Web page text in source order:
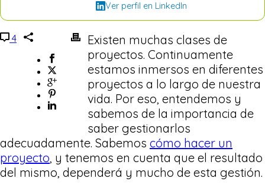
Ver perfil en LinkedIn
4
Existen muchas clases de
proyectos. Continuamente
estamos inmersos en diferentes
proyectos a lo largo de nuestra
vida. Por eso, entendemos y
sabemos de la importancia de
saber gestionarlos
adecuadamente. Sabemos cómo hacer un
proyecto, y tenemos en cuenta que el resultado
del mismo, dependerá y mucho de esta gestión.